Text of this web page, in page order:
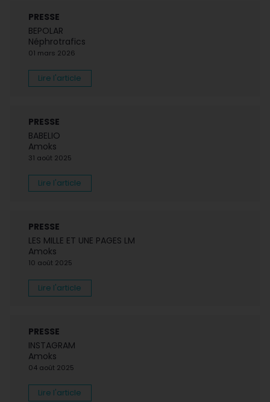
PRESSE
BEPOLAR
Néphrotrafics
01 mars 2026
Lire l'article
PRESSE
BABELIO
Amoks
31 août 2025
Lire l'article
PRESSE
LES MILLE ET UNE PAGES LM
Amoks
10 août 2025
Lire l'article
PRESSE
INSTAGRAM
Amoks
04 août 2025
Lire l'article